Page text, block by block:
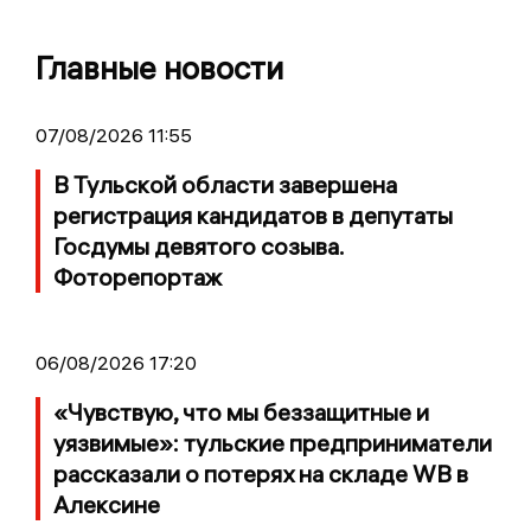
Главные новости
07/08/2026 11:55
В Тульской области завершена
регистрация кандидатов в депутаты
Госдумы девятого созыва.
Фоторепортаж
06/08/2026 17:20
«Чувствую, что мы беззащитные и
уязвимые»: тульские предприниматели
рассказали о потерях на складе WB в
Алексине